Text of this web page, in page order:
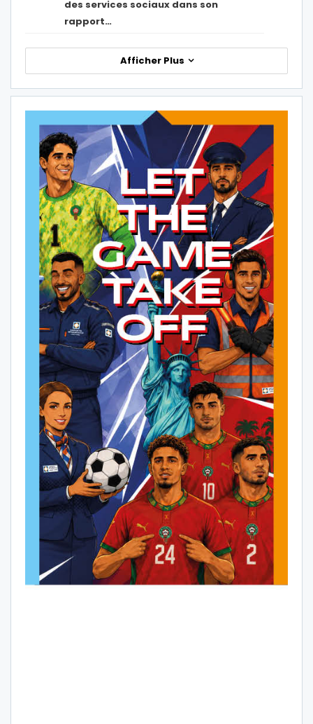
des services sociaux dans son
rapport…
Afficher Plus